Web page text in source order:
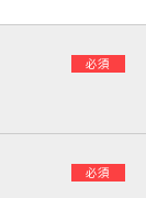
必須
必須